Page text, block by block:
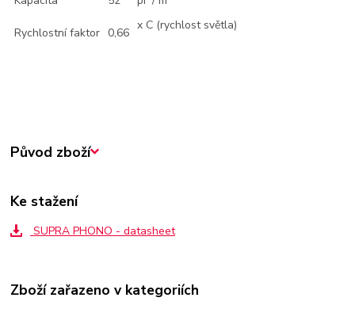
Rychlostní faktor 0,66
x C (rychlost světla)
Původ zboží
Ke stažení
SUPRA PHONO - datasheet
Zboží zařazeno v kategoriích